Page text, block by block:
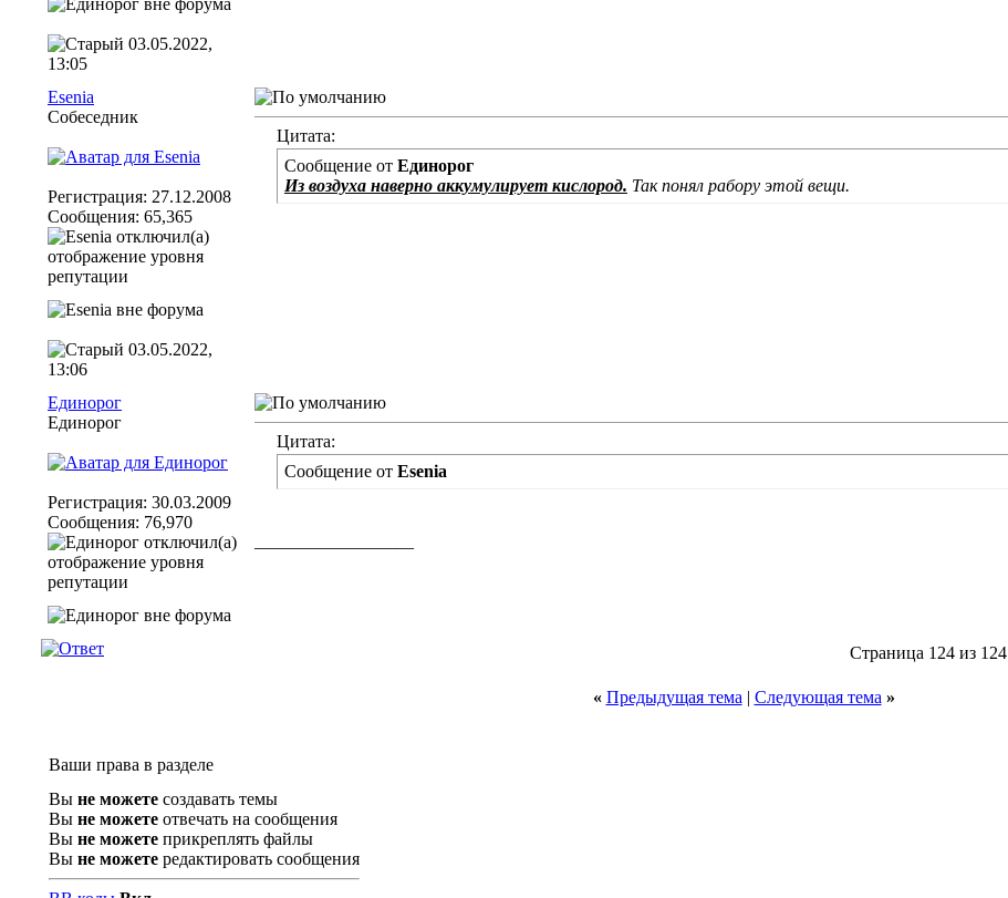
03.05.2022,
13:05
Esenia
Собеседник
Регистрация: 27.12.2008
Сообщения: 65,365
Цитата:
Сообщение от Единорог
Из воздуха наверно аккумулирует кислород. Так понял рабору этой вещи.
03.05.2022,
13:06
Единорог
Единорог
Регистрация: 30.03.2009
Сообщения: 76,970
Цитата:
Сообщение от Esenia
Страница 124 из 124
« Предыдущая тема | Следующая тема »
Ваши права в разделе
Вы не можете создавать темы
Вы не можете отвечать на сообщения
Вы не можете прикреплять файлы
Вы не можете редактировать сообщения